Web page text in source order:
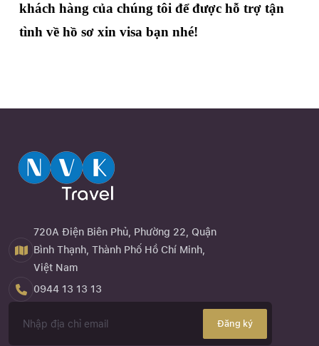
khách hàng của chúng tôi để được hỗ trợ tận
tình về hồ sơ xin visa bạn nhé!
720A Điện Biên Phủ, Phường 22, Quận
Bình Thạnh, Thành Phố Hồ Chí Minh,
Việt Nam
0944 13 13 13
Đăng ký